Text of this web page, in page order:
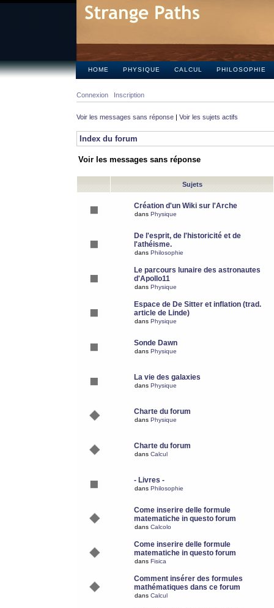
HOME PHYSIQUE CALCUL PHILOSOPHIE
Connexion Inscription
Voir les messages sans réponse | Voir les sujets actifs
Index du forum
Voir les messages sans réponse
Sujets
Création d'un Wiki sur l'Arche
dans Physique
De l'esprit, de l'historicité et de
l'athéisme.
dans Philosophie
Le parcours lunaire des astronautes
d'Apollo11
dans Physique
Espace de De Sitter et inflation (trad.
article de Linde)
dans Physique
Sonde Dawn
dans Physique
La vie des galaxies
dans Physique
Charte du forum
dans Physique
Charte du forum
dans Calcul
- Livres -
dans Philosophie
Come inserire delle formule
matematiche in questo forum
dans Calcolo
Come inserire delle formule
matematiche in questo forum
dans Fisica
Comment insérer des formules
mathématiques dans ce forum
dans Calcul